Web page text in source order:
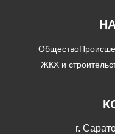
Общество
ЖКХ и
г.